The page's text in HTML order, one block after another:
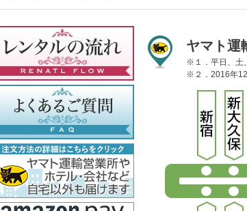
ヤマト
※１．平日、土
※２．2016年12